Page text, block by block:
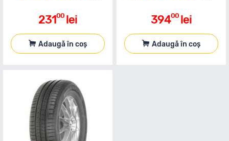
23100 lei
Adaugă în coș
39400 lei
Adaugă în coș